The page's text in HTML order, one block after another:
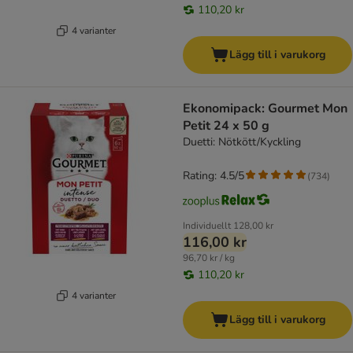
4 varianter
110,20 kr
Lägg till i varukorg
4 varianter
Ekonomipack: Gourmet Mon
Petit 24 x 50 g
Duetti: Nötkött/Kyckling
Individuellt 128,00 kr
116,00 kr
96,70 kr / kg
110,20 kr
Rating: 4.5/5 (734)
Lägg till i varukorg